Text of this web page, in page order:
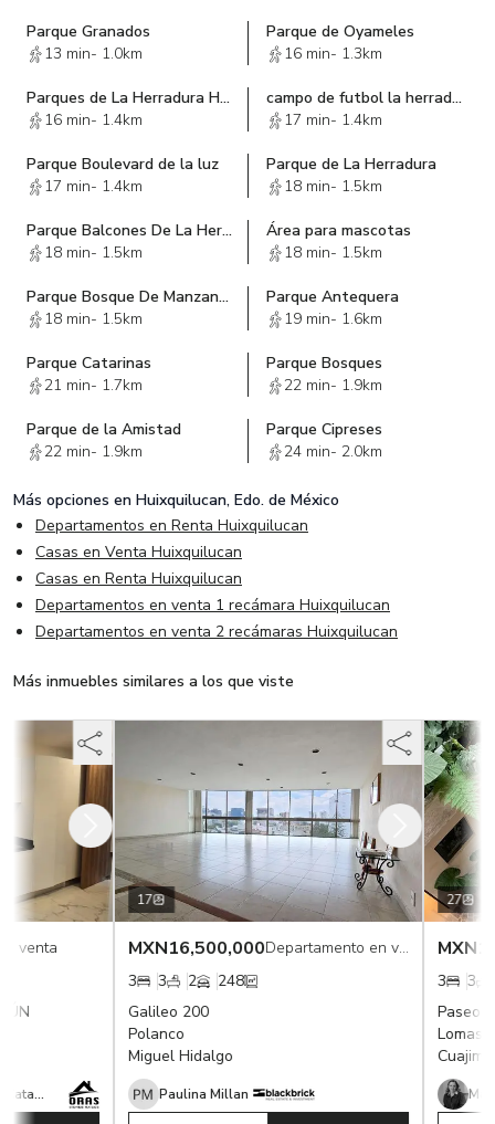
Parque Granados
13 min- 1.0km
Parque de Oyameles
16 min- 1.3km
Parques de La Herradura Huixquilucan Edo Mex
16 min- 1.4km
campo de futbol la herradura
17 min- 1.4km
Parque Boulevard de la luz
17 min- 1.4km
Parque de La Herradura
18 min- 1.5km
Parque Balcones De La Herradura
18 min- 1.5km
Área para mascotas
18 min- 1.5km
Parque Bosque De Manzanos
18 min- 1.5km
Parque Antequera
19 min- 1.6km
Parque Catarinas
21 min- 1.7km
Parque Bosques
22 min- 1.9km
Parque de la Amistad
22 min- 1.9km
Parque Cipreses
24 min- 2.0km
Más opciones en Huixquilucan, Edo. de México
Departamentos en Renta Huixquilucan
Casas en Venta Huixquilucan
Casas en Renta Huixquilucan
Departamentos en venta 1 recámara Huixquilucan
Departamentos en venta 2 recámaras Huixquilucan
Más inmuebles similares a los que viste
venta
Lorena Paola Benavides Catalán
17
MXN16,500,000
Departamento en venta
3 2
248
Galileo 200
Polanco
Miguel Hidalgo
Paulina Millan
27
MXN
3
Paseo
Lomas
María